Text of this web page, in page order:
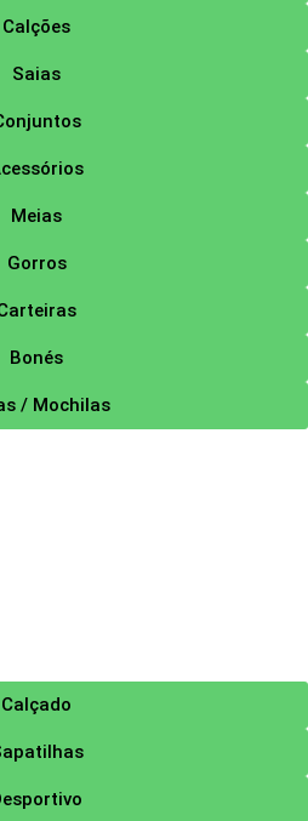
Calções
Saias
Meias
Gorros
Bonés
/ Mochilas
Calçado